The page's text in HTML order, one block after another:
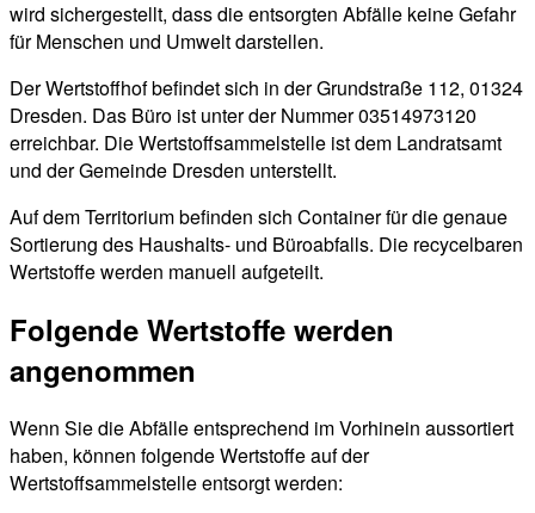
wird sichergestellt, dass die entsorgten Abfälle keine Gefahr
für Menschen und Umwelt darstellen.
Der Wertstoffhof befindet sich in der Grundstraße 112, 01324
Dresden. Das Büro ist unter der Nummer 03514973120
erreichbar. Die Wertstoffsammelstelle ist dem Landratsamt
und der Gemeinde Dresden unterstellt.
Auf dem Territorium befinden sich Container für die genaue
Sortierung des Haushalts- und Büroabfalls. Die recycelbaren
Wertstoffe werden manuell aufgeteilt.
Folgende Wertstoffe werden
angenommen
Wenn Sie die Abfälle entsprechend im Vorhinein aussortiert
haben, können folgende Wertstoffe auf der
Wertstoffsammelstelle entsorgt werden: